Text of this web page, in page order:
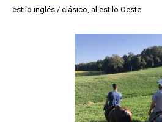
estilo inglés / clásico, al estilo Oeste